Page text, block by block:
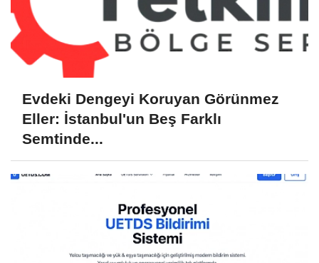
Evdeki Dengeyi Koruyan Görünmez
Eller: İstanbul'un Beş Farklı
Semtinde...